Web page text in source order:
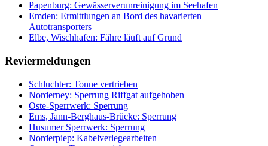
Papenburg: Gewässerverunreinigung im Seehafen
Emden: Ermittlungen an Bord des havarierten
Autotransporters
Elbe, Wischhafen: Fähre läuft auf Grund
Reviermeldungen
Schluchter: Tonne vertrieben
Norderney: Sperrung Riffgat aufgehoben
Oste-Sperrwerk: Sperrung
Ems, Jann-Berghaus-Brücke: Sperrung
Husumer Sperrwerk: Sperrung
Norderpiep: Kabelverlegearbeiten